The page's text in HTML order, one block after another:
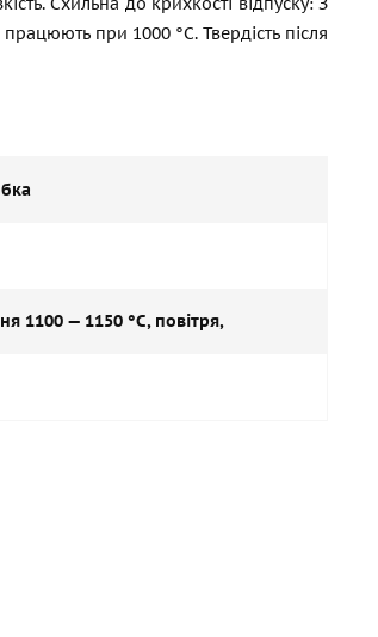
при 1000 °C. Твердість після
1100 — 1150 °C, повітря,